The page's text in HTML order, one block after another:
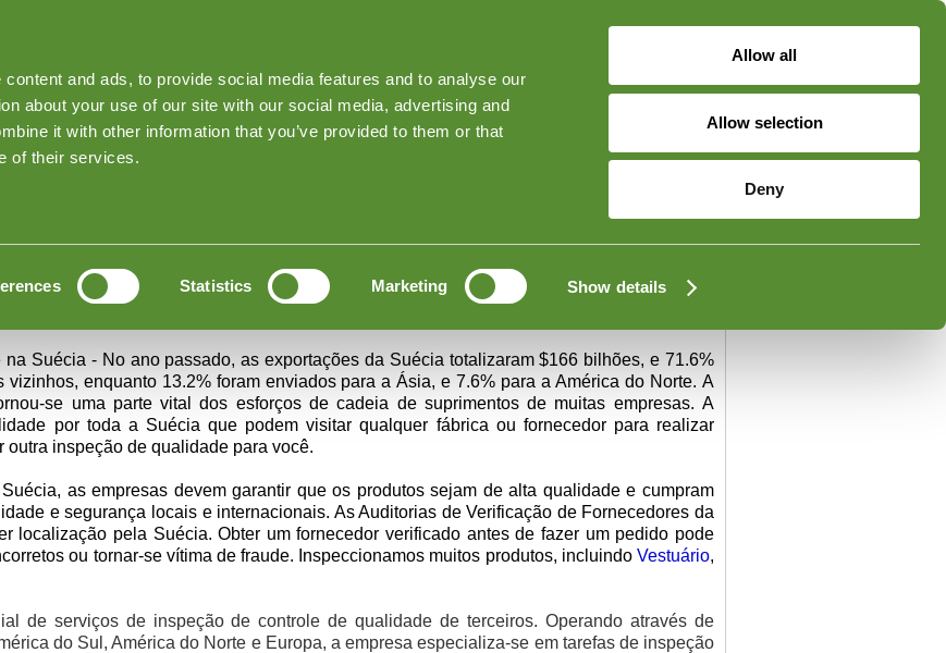
and ads, to provide social media features and to analyse our
about your use of our site with our social media, advertising and
it with other information that you’ve provided to them or that
of their services.
Statistics Marketing Show details
Allow all
Allow selection
Deny
Keep me Logged in
Forgot Your Password?
as inspeções Goodada News Inspection quote Contato
Qualidade na Suécia
na Suécia - No ano passado, as exportações da Suécia totalizaram $166 bilhões, e 71.6%
enquanto 13.2% foram enviados para a Ásia, e 7.6% para a América do Norte. A
se uma parte vital dos esforços de cadeia de suprimentos de muitas empresas. A
por toda a Suécia que podem visitar qualquer fábrica ou fornecedor para realizar
inspeção de qualidade para você.
as empresas devem garantir que os produtos sejam de alta qualidade e cumpram
e segurança locais e internacionais. As Auditorias de Verificação de Fornecedores da
localização pela Suécia. Obter um fornecedor verificado antes de fazer um pedido pode
ou tornar-se vítima de fraude. Inspeccionamos muitos produtos, incluindo Vestuário,
de serviços de inspeção de controle de qualidade de terceiros. Operando através de
do Sul, América do Norte e Europa, a empresa especializa-se em tarefas de inspeção